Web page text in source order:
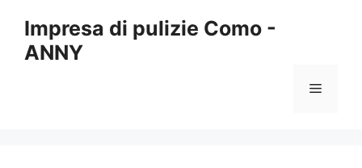
contenuto
Impresa di pulizie Como -
ANNY
Menu